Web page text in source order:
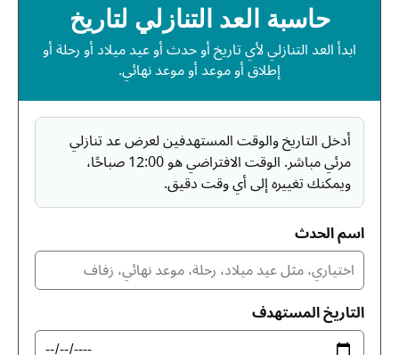
حاسبة العد التنازلي لتاريخ
ابدأ العد التنازلي لأي تاريخ أو حدث أو عيد ميلاد أو رحلة أو
إطلاق أو موعد أو موعد نهائي.
أدخل التاريخ والوقت المستهدفين لعرض عد تنازلي
مرئي مباشر. الوقت الافتراضي هو 12:00 صباحًا،
ويمكنك تغييره إلى أي وقت دقيق.
اسم الحدث
التاريخ المستهدف